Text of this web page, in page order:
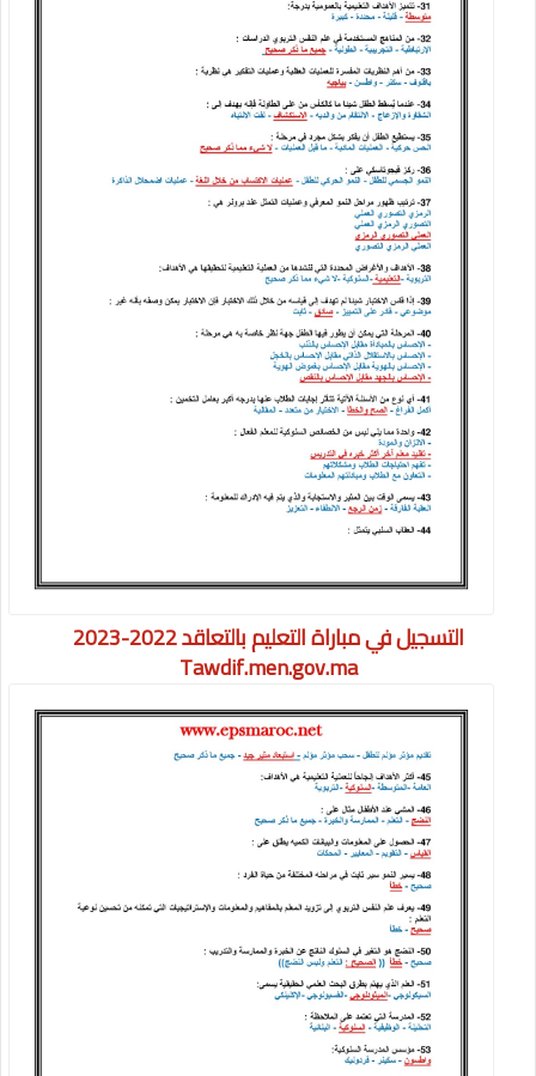
التسجيل في مباراة التعليم بالتعاقد 2022-2023
Tawdif.men.gov.ma